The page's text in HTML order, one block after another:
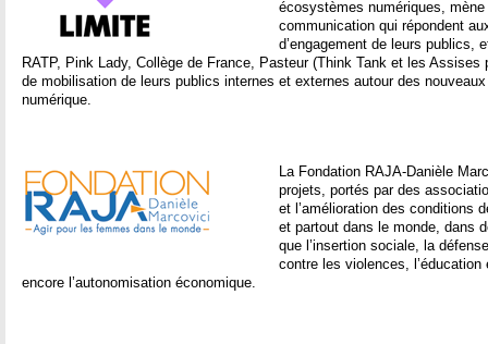
écosystèmes numériques,
communication qui répondent
d’engagement de leurs publics,
RATP, Pink Lady, Collège de France, Pasteur (Think Tank et les
de mobilisation de leurs publics internes et externes autour des
numérique.
La Fondation RAJA-Danièle
projets, portés par des
et l’amélioration des conditions
et partout dans le monde, dans
que l’insertion sociale, la
contre les violences,
encore l’autonomisation économique.